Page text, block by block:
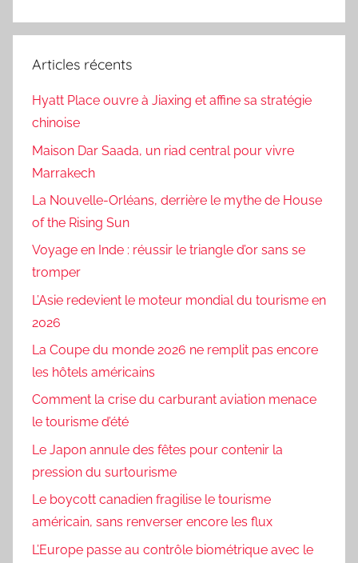
Articles récents
Hyatt Place ouvre à Jiaxing et affine sa stratégie
chinoise
Maison Dar Saada, un riad central pour vivre
Marrakech
La Nouvelle-Orléans, derrière le mythe de House
of the Rising Sun
Voyage en Inde : réussir le triangle d’or sans se
tromper
L’Asie redevient le moteur mondial du tourisme en
2026
La Coupe du monde 2026 ne remplit pas encore
les hôtels américains
Comment la crise du carburant aviation menace
le tourisme d’été
Le Japon annule des fêtes pour contenir la
pression du surtourisme
Le boycott canadien fragilise le tourisme
américain, sans renverser encore les flux
L’Europe passe au contrôle biométrique avec le